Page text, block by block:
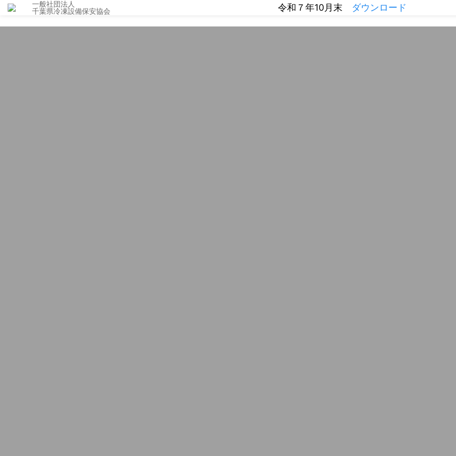
一般社団法人
千葉県冷凍設備保安協会
令和７年10月末 ダウンロード